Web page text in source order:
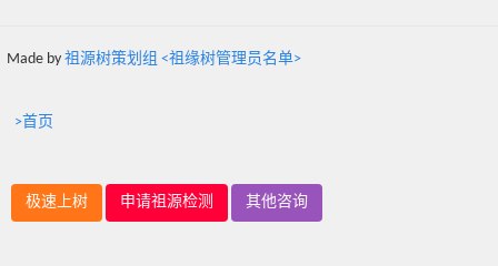
Made by 祖源树策划组 <祖缘树管理员名单>
>首页
极速上树 申请祖源检测 其他咨询